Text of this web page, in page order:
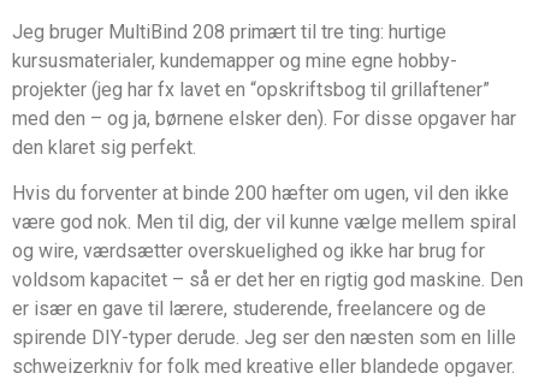
Jeg bruger MultiBind 208 primært til tre ting: hurtige
kursusmaterialer, kundemapper og mine egne hobby-
projekter (jeg har fx lavet en “opskriftsbog til grillaftener”
med den – og ja, børnene elsker den). For disse opgaver har
den klaret sig perfekt.
Hvis du forventer at binde 200 hæfter om ugen, vil den ikke
være god nok. Men til dig, der vil kunne vælge mellem spiral
og wire, værdsætter overskuelighed og ikke har brug for
voldsom kapacitet – så er det her en rigtig god maskine. Den
er især en gave til lærere, studerende, freelancere og de
spirende DIY-typer derude. Jeg ser den næsten som en lille
schweizerkniv for folk med kreative eller blandede opgaver.